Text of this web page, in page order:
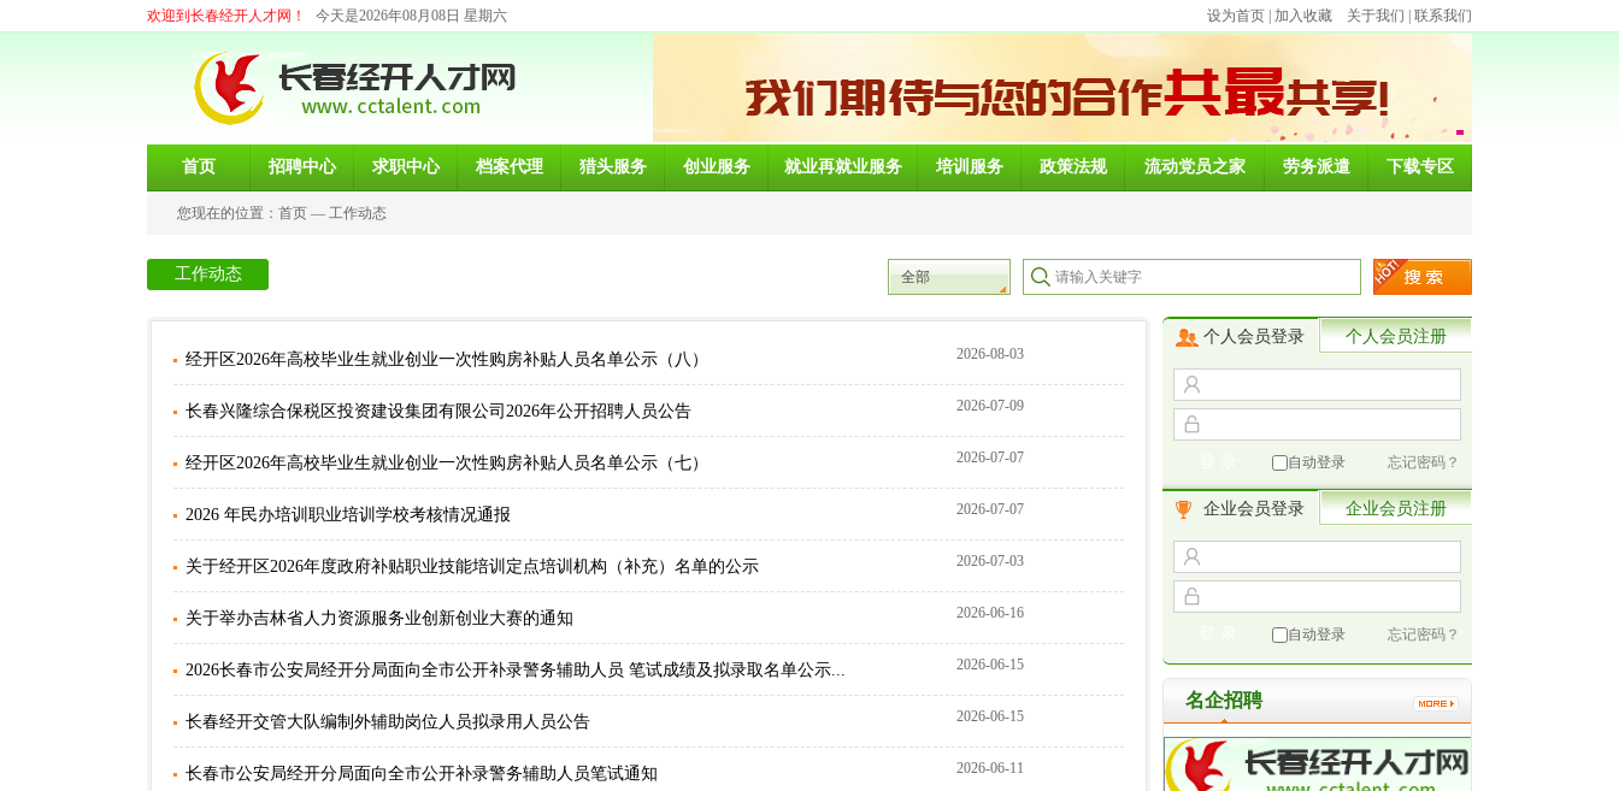
欢迎到长春经开人才网！ 今天是2026年08月08日 星期六 设为首页 加入收藏 关于我们 联系我们
首页 招聘中心 求职中心 档案代理 猎头服务 创业服务 就业再就业服务 培训服务 政策法规 流动党员之家 劳务派遣 下载专区
您现在的位置： 首页 — 工作动态
工作动态 全部
经开区2026年高校毕业生就业创业一次性购房补贴人员名单公示（八） 2026-08-03
长春兴隆综合保税区投资建设集团有限公司2026年公开招聘人员公告 2026-07-09
经开区2026年高校毕业生就业创业一次性购房补贴人员名单公示（七） 2026-07-07
2026 年民办培训职业培训学校考核情况通报 2026-07-07
关于经开区2026年度政府补贴职业技能培训定点培训机构（补充）名单的公示 2026-07-03
关于举办吉林省人力资源服务业创新创业大赛的通知 2026-06-16
2026长春市公安局经开分局面向全市公开补录警务辅助人员 笔试成绩及拟录取名单公示... 2026-06-15
长春经开交管大队编制外辅助岗位人员拟录用人员公告 2026-06-15
长春市公安局经开分局面向全市公开补录警务辅助人员笔试通知 2026-06-11
个人会员登录 个人会员注册
自动登录 忘记密码？
企业会员登录 企业会员注册
自动登录 忘记密码？
名企招聘